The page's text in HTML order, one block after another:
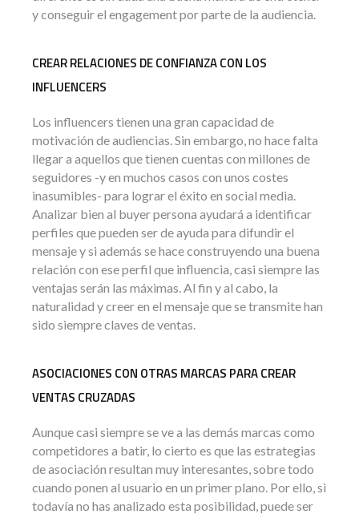
y conseguir el engagement por parte de la audiencia.
CREAR RELACIONES DE CONFIANZA CON LOS
INFLUENCERS
Los influencers tienen una gran capacidad de
motivación de audiencias. Sin embargo, no hace falta
llegar a aquellos que tienen cuentas con millones de
seguidores -y en muchos casos con unos costes
inasumibles- para lograr el éxito en social media.
Analizar bien al buyer persona ayudará a identificar
perfiles que pueden ser de ayuda para difundir el
mensaje y si además se hace construyendo una buena
relación con ese perfil que influencia, casi siempre las
ventajas serán las máximas. Al fin y al cabo, la
naturalidad y creer en el mensaje que se transmite han
sido siempre claves de ventas.
ASOCIACIONES CON OTRAS MARCAS PARA CREAR
VENTAS CRUZADAS
Aunque casi siempre se ve a las demás marcas como
competidores a batir, lo cierto es que las estrategias
de asociación resultan muy interesantes, sobre todo
cuando ponen al usuario en un primer plano. Por ello, si
todavía no has analizado esta posibilidad, puede ser